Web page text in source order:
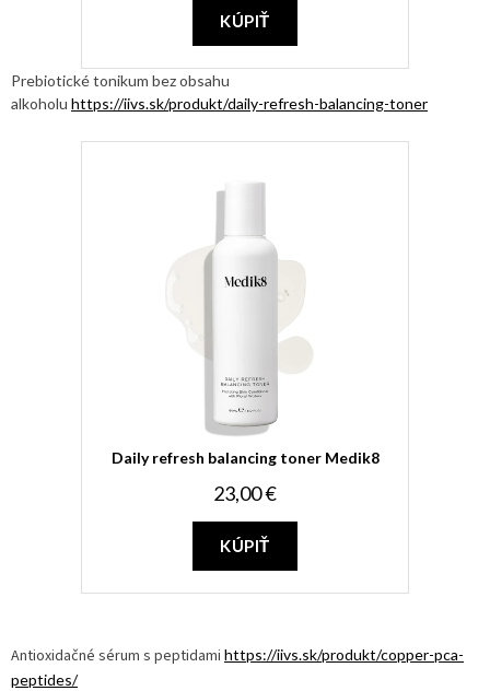
KÚPIŤ
Prebiotické tonikum bez obsahu
alkoholu https://iivs.sk/produkt/daily-refresh-balancing-toner
Daily refresh balancing toner Medik8
23,00 €
KÚPIŤ
Antioxidačné sérum s peptidami https://iivs.sk/produkt/copper-pca-
peptides/